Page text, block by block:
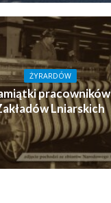
ŻYRARDÓW
pracowników
Lniarskich